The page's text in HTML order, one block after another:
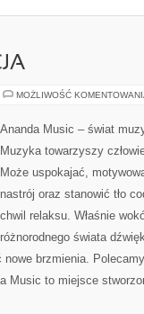
MOŻLIWOŚĆ
Ananda Music – świat
Muzyka towarzyszy
Może uspokajać,
nastrój oraz stanowić tło
chwil relaksu. Właśnie
różnorodnego świata
brzmienia.
Music to miejsce